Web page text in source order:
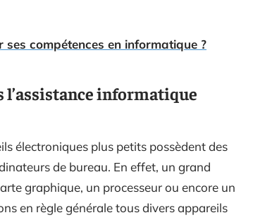
ses compétences en informatique ?
l’assistance informatique
électroniques plus petits possèdent des
de bureau. En effet, un grand
graphique, un processeur ou encore un
en règle générale tous divers appareils